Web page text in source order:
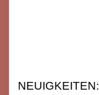
NEUIGKEITEN: